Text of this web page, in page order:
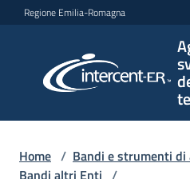
Vai al contenuto
Vai alla navigazione
Vai al footer
Regione Emilia-Romagna
per lo
sviluppo
telematici
Home / Bandi e strumenti di
Bandi altri Enti /